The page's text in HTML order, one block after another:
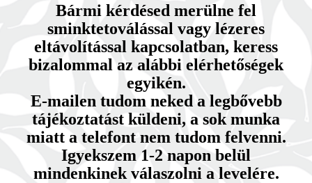
Bármi kérdésed merülne fel
sminktetoválással vagy lézeres
eltávolítással kapcsolatban, keress
bizalommal az alábbi elérhetőségek
egyikén.
E-mailen tudom neked a legbővebb
tájékoztatást küldeni, a sok munka
miatt a telefont nem tudom felvenni.
Igyekszem 1-2 napon belül
mindenkinek válaszolni a levelére.